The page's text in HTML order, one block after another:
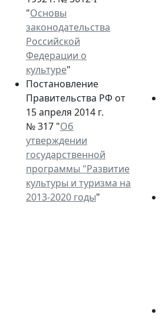
"Основы
законодательства
Российской
Федерации о
культуре"
Постановление
Правительства РФ от
15 апреля 2014 г.
№ 317 "Об
утверждении
государственной
программы "Развитие
культуры и туризма на
2013-2020 годы"